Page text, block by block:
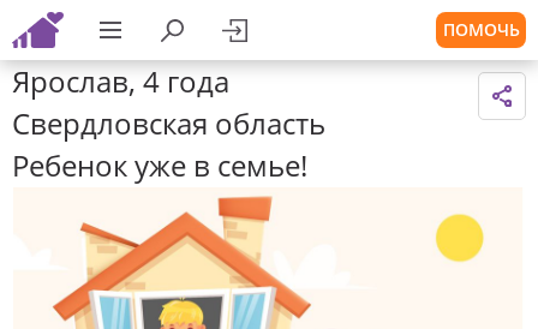
ПОМОЧЬ
Ярослав, 4 года
Свердловская область
Ребенок уже в семье!